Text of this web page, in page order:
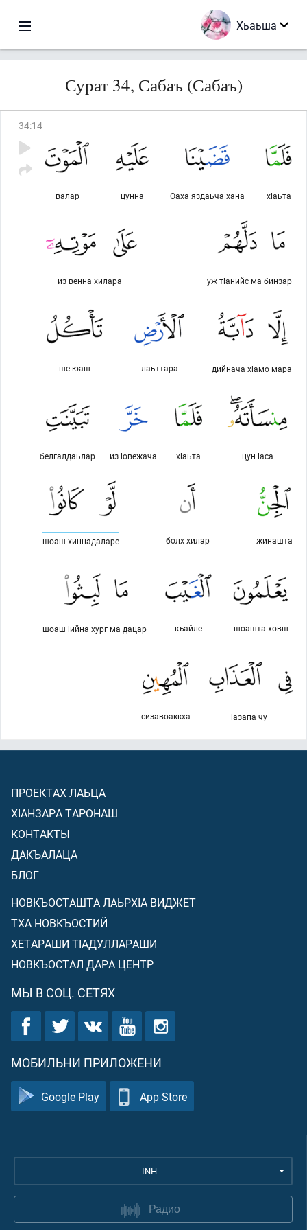
Хьаьша
Сурат 34, Сабаъ (Сабаъ)
34:14
хlаьта
Оаха яздаьча хана
цунна
валар
уж тlанийс ма бинзар
из венна хилара
дийнача хlамо мара
лаьттара
ше юаш
цун lаса
хlаьта
из lовежача
белгалдаьлар
жинашта
болх хилар
шоаш хиннадаларе
шоашта ховш
къайле
шоаш lийна хург ма дацар
lазапа чу
сизавоаккха
ПРОЕКТАХ ЛАЬЦА
ХIАНЗАРА ТАРОНАШ
КОНТАКТЫ
ДАКЪАЛАЦА
БЛОГ
НОВКЪОСТАШТА ЛАЬРХIА ВИДЖЕТ
ТХА НОВКЪОСТИЙ
ХЕТАРАШИ ТIАДУЛЛАРАШИ
НОВКЪОСТАЛ ДАРА ЦЕНТР
МЫ В СОЦ. СЕТЯХ
МОБИЛЬНИ ПРИЛОЖЕНИ
Google Play App Store
INH
Радио